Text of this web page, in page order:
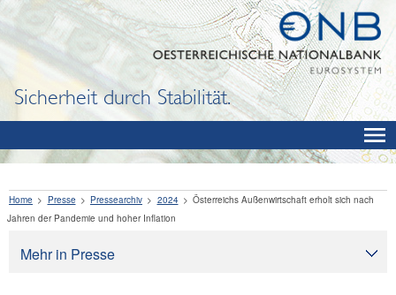
Sicherheit durch Stabilität.
Mehr in Presse
Home Presse Pressearchiv 2024
Österreichs Außenwirtschaft erholt sich nach
Jahren der Pandemie und hoher Inflation